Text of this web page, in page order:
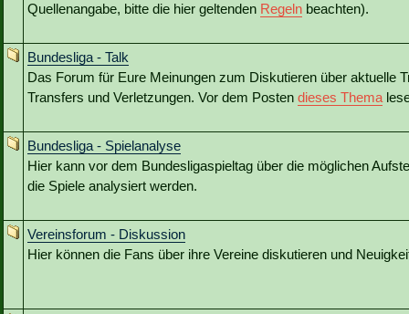
Quellenangabe, bitte die hier geltenden Regeln beachten).
Bundesliga - Talk
Das Forum für Eure Meinungen zum Diskutieren über aktuelle
Transfers und Verletzungen. Vor dem Posten dieses Thema
Bundesliga - Spielanalyse
Hier kann vor dem Bundesligaspieltag über die möglichen
die Spiele analysiert werden.
Vereinsforum - Diskussion
Hier können die Fans über ihre Vereine diskutieren und